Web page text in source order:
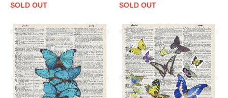
SOLD OUT
SOLD OUT